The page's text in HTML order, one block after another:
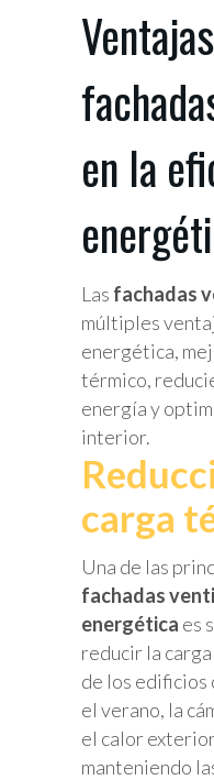
en la
Las fachadas
múltiples
energética,
térmico,
energía y
interior.
carga
Una de las
fachadas
energética es
reducir la
de los edificios
el verano, la
el calor
manteniendo